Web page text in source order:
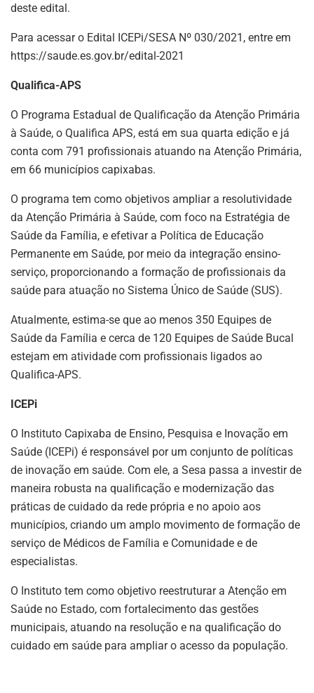
deste edital.
Para acessar o Edital ICEPi/SESA Nº 030/2021, entre em
https://saude.es.gov.br/edital-2021
Qualifica-APS
O Programa Estadual de Qualificação da Atenção Primária
à Saúde, o Qualifica APS, está em sua quarta edição e já
conta com 791 profissionais atuando na Atenção Primária,
em 66 municípios capixabas.
O programa tem como objetivos ampliar a resolutividade
da Atenção Primária à Saúde, com foco na Estratégia de
Saúde da Família, e efetivar a Política de Educação
Permanente em Saúde, por meio da integração ensino-
serviço, proporcionando a formação de profissionais da
saúde para atuação no Sistema Único de Saúde (SUS).
Atualmente, estima-se que ao menos 350 Equipes de
Saúde da Família e cerca de 120 Equipes de Saúde Bucal
estejam em atividade com profissionais ligados ao
Qualifica-APS.
ICEPi
O Instituto Capixaba de Ensino, Pesquisa e Inovação em
Saúde (ICEPi) é responsável por um conjunto de políticas
de inovação em saúde. Com ele, a Sesa passa a investir de
maneira robusta na qualificação e modernização das
práticas de cuidado da rede própria e no apoio aos
municípios, criando um amplo movimento de formação de
serviço de Médicos de Família e Comunidade e de
especialistas.
O Instituto tem como objetivo reestruturar a Atenção em
Saúde no Estado, com fortalecimento das gestões
municipais, atuando na resolução e na qualificação do
cuidado em saúde para ampliar o acesso da população.